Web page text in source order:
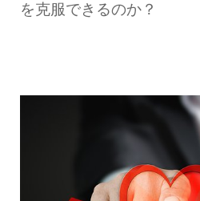
を克服できるのか？